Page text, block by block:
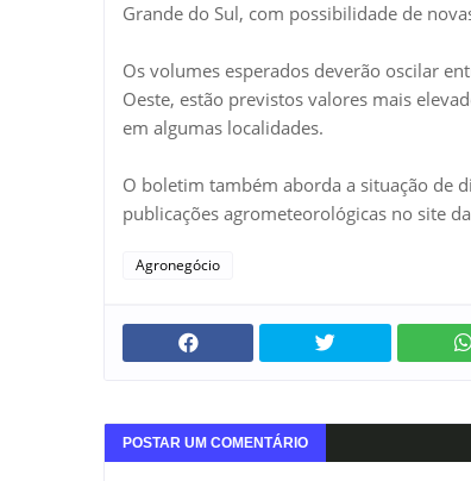
Grande do Sul, com possibilidade de
Os volumes esperados deverão oscilar
Oeste, estão previstos valores mais
em algumas localidades.
O boletim também aborda a situação de
publicações agrometeorológicas no site
Agronegócio
POSTAR UM COMENTÁRIO